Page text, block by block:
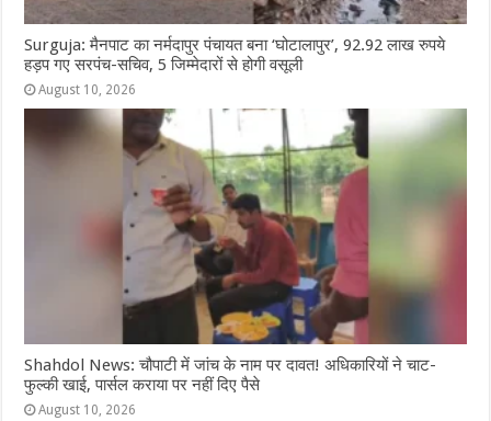
Surguja: मैनपाट का नर्मदापुर पंचायत बना ‘घोटालापुर’, 92.92 लाख रुपये
हड़प गए सरपंच-सचिव, 5 जिम्मेदारों से होगी वसूली
August 10, 2026
Shahdol News: चौपाटी में जांच के नाम पर दावत! अधिकारियों ने चाट-
फुल्की खाई, पार्सल कराया पर नहीं दिए पैसे
August 10, 2026